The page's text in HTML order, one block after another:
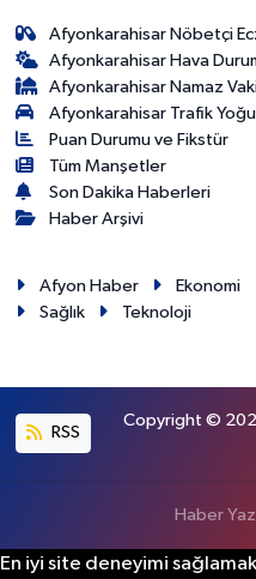
Afyonkarahisar Nöbetçi
Afyonkarahisar Hava
Afyonkarahisar Namaz
Afyonkarahisar Trafik
Puan Durumu ve Fikstür
Tüm Manşetler
Son Dakika Haberleri
Haber Arşivi
Afyon Haber Ekonomi
Sağlık
Teknoloji
RSS
Copyright ©
Haber
En iyi site deneyimi